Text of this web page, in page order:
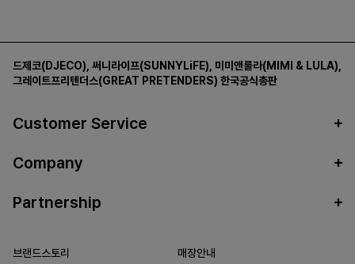
드제코(DJECO) 써니라이프(SUNNYLiFE) 미미앤룰라(MIMI & LULA)
그레이트프리텐더스(GREAT PRETENDERS) 한국공식총판
Customer Service
Company
Partnership
브랜드스토리 매장안내